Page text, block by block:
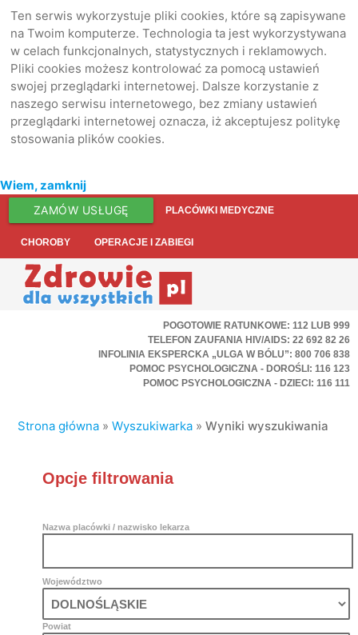
Ten serwis wykorzystuje pliki cookies, które są zapisywane
na Twoim komputerze. Technologia ta jest wykorzystywana
w celach funkcjonalnych, statystycznych i reklamowych.
Pliki cookies możesz kontrolować za pomocą ustawień
swojej przeglądarki internetowej. Dalsze korzystanie z
naszego serwisu internetowego, bez zmiany ustawień
przeglądarki internetowej oznacza, iż akceptujesz politykę
stosowania plików cookies.
Wiem, zamknij
ZAMÓW USŁUGĘ PLACÓWKI MEDYCZNE
CHOROBY OPERACJE I ZABIEGI
POGOTOWIE RATUNKOWE: 112 LUB 999
TELEFON ZAUFANIA HIV/AIDS: 22 692 82 26
INFOLINIA EKSPERCKA „ULGA W BÓLU”: 800 706 838
POMOC PSYCHOLOGICZNA - DOROŚLI: 116 123
POMOC PSYCHOLOGICZNA - DZIECI: 116 111
Strona główna »Wyszukiwarka »Wyniki wyszukiwania
Opcje filtrowania
Nazwa placówki / nazwisko lekarza
Województwo
Powiat